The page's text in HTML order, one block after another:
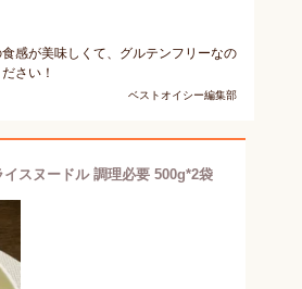
感が美味しくて、グルテンフリーなの
さい！
ベストオイシー編集部
スヌードル 調理必要 500g*2袋